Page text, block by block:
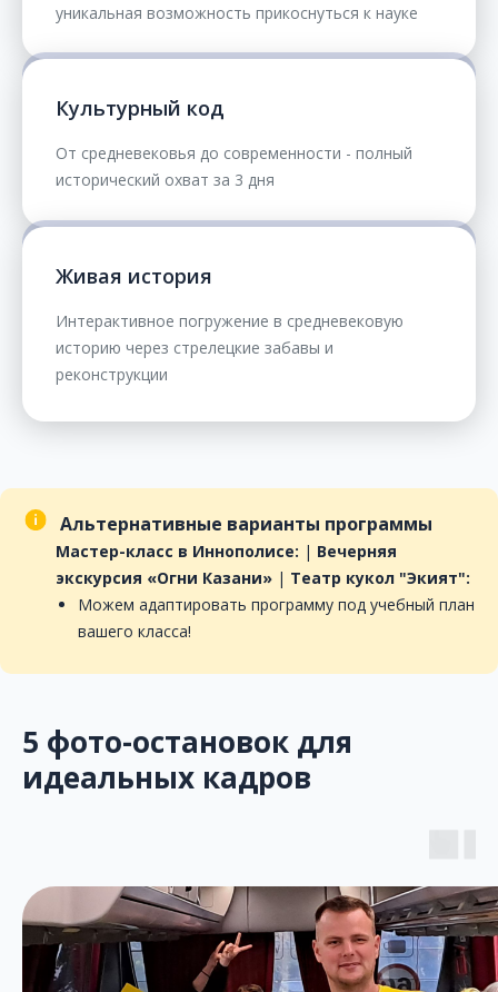
уникальная возможность прикоснуться к науке
Культурный код
От средневековья до современности - полный
исторический охват за 3 дня
Живая история
Интерактивное погружение в средневековую
историю через стрелецкие забавы и
реконструкции
Альтернативные варианты программы
Мастер-класс в Иннополисе: | Вечерняя
экскурсия «Огни Казани» | Театр кукол "Экият":
Можем адаптировать программу под учебный план
вашего класса!
5 фото-остановок для
идеальных кадров